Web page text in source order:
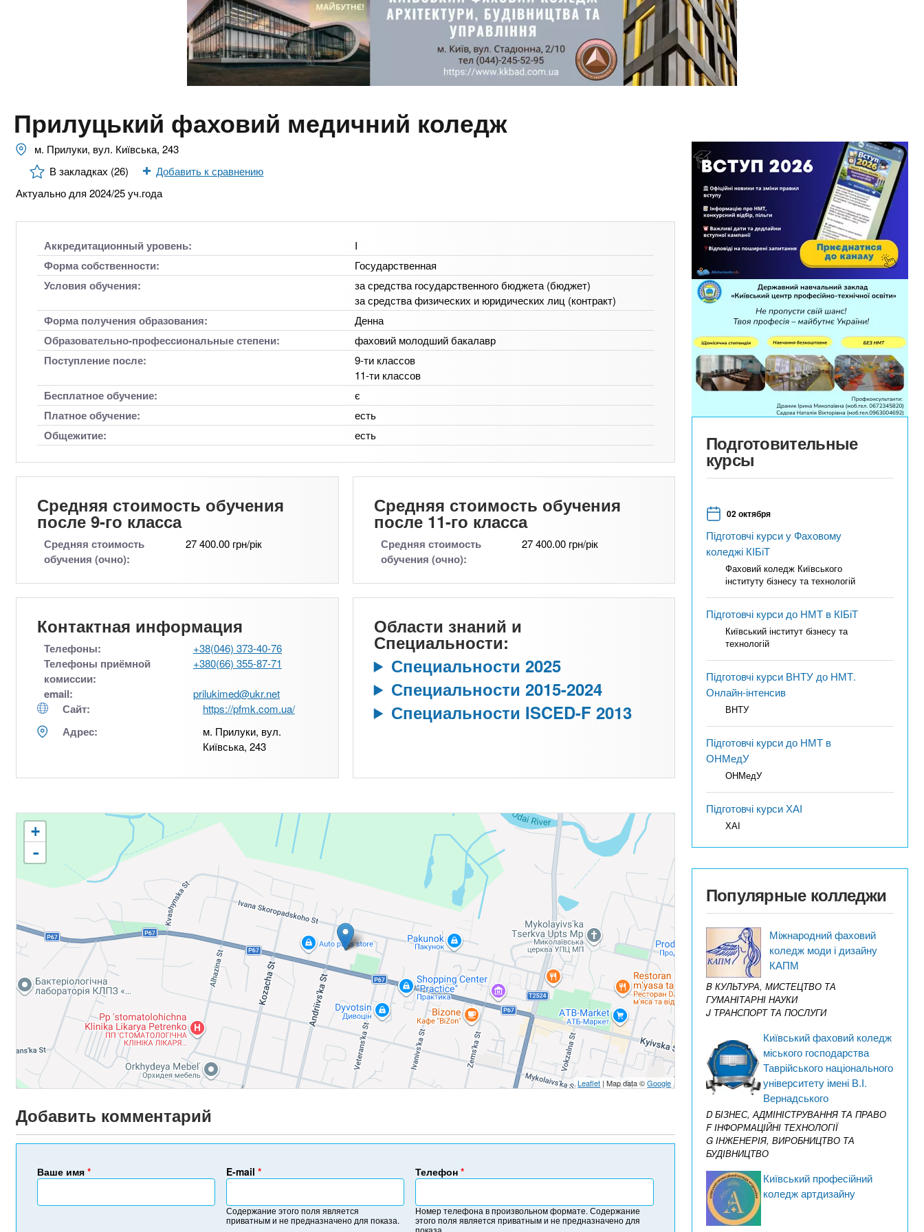
.
i
n
f
o
е
н
и
Прилуцький фаховий медичний коледж
м. Прилуки, вул. Київська, 243
В закладках (26)
Добавить к сравнению
Актуально для 2024/25 уч.года
Аккредитационный уровень: I
Форма собственности: Государственная
Условия обучения:
за средства государственного бюджета (бюджет)
за средства физических и юридических лиц (контракт)
Форма получения образования: Денна
Образовательно-профессиональные степени: фаховий молодший бакалавр
Поступление после:
9-ти классов
11-ти классов
Бесплатное обучение: є
Платное обучение: есть
Общежитие: есть
Средняя стоимость обучения
после 9-го класса
Средняя стоимость
обучения (очно):
27 400.00 грн/рік
Средняя стоимость обучения
после 11-го класса
Средняя стоимость
обучения (очно):
27 400.00 грн/рік
Контактная информация
Телефоны: +38(046) 373-40-76
Телефоны приёмной
комиссии:
+380(66) 355-87-71
email: prilukimed@ukr.net
Сайт: https://pfmk.com.ua/
Адрес:
м. Прилуки, вул.
Київська, 243
Области знаний и
Специальности:
Специальности 2025
Специальности 2015-2024
Специальности ISCED-F 2013
+
-
Leaflet | Map data ©Google
Добавить комментарий
Ваше имя* E-mail *
Содержание этого поля является
приватным и не предназначено для показа.
Телефон *
Н
м
е
Номер телефона в произвольном формате. Содержание
этого поля является приватным и не предназначено для
показа.
Подготовительные
курсы
02 октября
Підготовчі курси у Фаховому
коледжі КІБіТ
Фаховий коледж Київського
інституту бізнесу та технологій
Підготовчі курси до НМТ в КІБіТ
Київський інститут бізнесу та
технологій
Підготовчі курси ВНТУ до НМТ.
Онлайн-інтенсив
ВНТУ
Підготовчі курси до НМТ в
ОНМедУ
ОНМедУ
Підготовчі курси ХАІ
ХАІ
Популярные колледжи
Міжнародний фаховий
коледж моди і дизайну
КАПМ
B КУЛЬТУРА, МИСТЕЦТВО ТА
ГУМАНІТАРНІ НАУКИ
J ТРАНСПОРТ ТА ПОСЛУГИ
Київський фаховий коледж
міського господарства
Таврійського національного
університету імені В.І.
Вернадського
D БІЗНЕС, АДМІНІСТРУВАННЯ ТА ПРАВО
F ІНФОРМАЦІЙНІ ТЕХНОЛОГІЇ
G ІНЖЕНЕРІЯ, ВИРОБНИЦТВО ТА
БУДІВНИЦТВО
Київський професійний
коледж артдизайну